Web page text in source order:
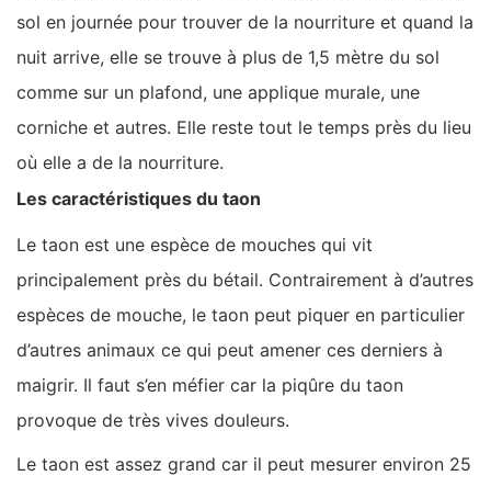
sol en journée pour trouver de la nourriture et quand la
nuit arrive, elle se trouve à plus de 1,5 mètre du sol
comme sur un plafond, une applique murale, une
corniche et autres. Elle reste tout le temps près du lieu
où elle a de la nourriture.
Les caractéristiques du taon
Le taon est une espèce de mouches qui vit
principalement près du bétail. Contrairement à d’autres
espèces de mouche, le taon peut piquer en particulier
d’autres animaux ce qui peut amener ces derniers à
maigrir. Il faut s’en méfier car la piqûre du taon
provoque de très vives douleurs.
Le taon est assez grand car il peut mesurer environ 25